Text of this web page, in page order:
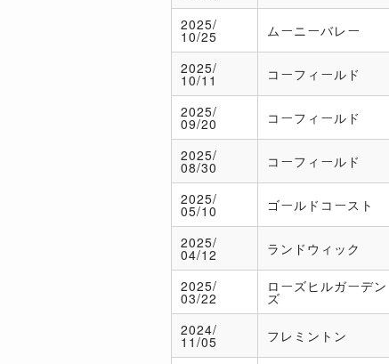
2025/
10/25 ムーニーバレー
2025/
10/11 コーフィールド
2025/
09/20 コーフィールド
2025/
08/30 コーフィールド
2025/
05/10 ゴールドコースト
2025/
04/12 ランドウィック
2025/
03/22
ローズヒルガーデン
ズ
2024/
11/05 フレミントン